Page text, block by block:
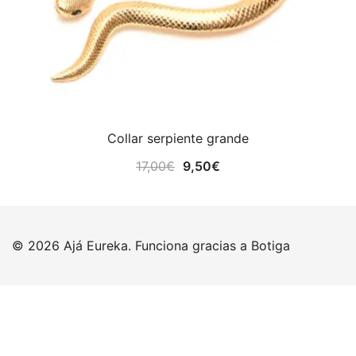
Collar serpiente grande
17,00€ El
17,00€.
9,50€
9,50€.
© 2026 Ajá Eureka. Funciona gracias a Botiga